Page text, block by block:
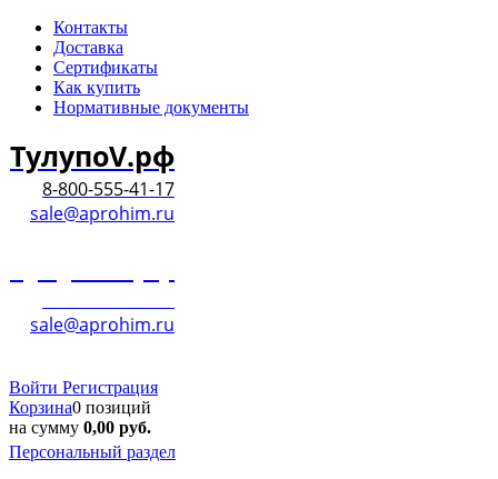
Контакты
Доставка
Сертификаты
Как купить
Нормативные документы
ТулупоV.рф
8-800-555-41-17
sale@aprohim.ru
sale@aprohim.ru
Войти Регистрация
Корзина0 позиций
на сумму 0,00 руб.
Персональный раздел